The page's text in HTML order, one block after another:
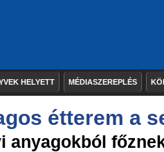
HELYETT MÉDIASZEREPLÉS
étterem a
anyagokból